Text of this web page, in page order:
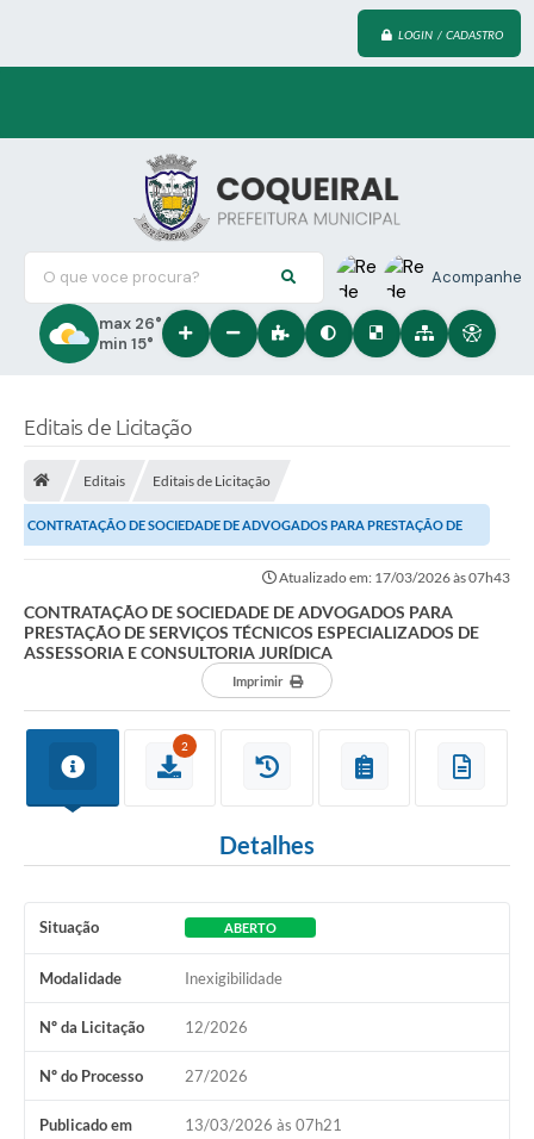
LOGIN / CADASTRO
O que voce procura? Acompanhe
max 26°
min 15°
Editais de Licitação
Editais Editais de Licitação
CONTRATAÇÃO DE SOCIEDADE DE ADVOGADOS PARA PRESTAÇÃO DE
SERVIÇOS TÉCNICOS ESPECIALIZADOS DE ASSESSORIA E...
Atualizado em: 17/03/2026 às 07h43
CONTRATAÇÃO DE SOCIEDADE DE ADVOGADOS PARA
PRESTAÇÃO DE SERVIÇOS TÉCNICOS ESPECIALIZADOS DE
ASSESSORIA E CONSULTORIA JURÍDICA
Imprimir
2
Detalhes
Situação ABERTO
Modalidade Inexigibilidade
Nº da Licitação 12/2026
Nº do Processo 27/2026
Publicado em 13/03/2026 às 07h21